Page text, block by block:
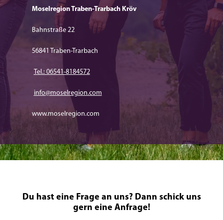
Moselregion Traben-Trarbach Kröv
Bahnstraße 22
56841 Traben-Trarbach
Tel.: 06541-8184572
info@moselregion.com
www.moselregion.com​​​
Du hast eine Frage an uns? Dann schick uns
gern eine Anfrage!